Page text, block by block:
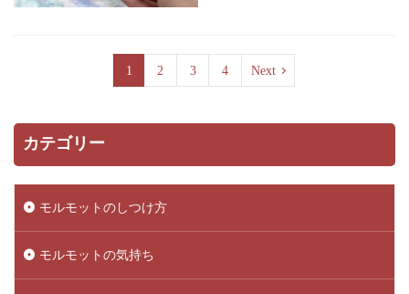
1 2 3 4 Next
カテゴリー
モルモットのしつけ方
モルモットの気持ち